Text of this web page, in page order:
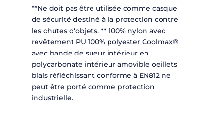
**Ne doit pas être utilisée comme casque
de sécurité destiné à la protection contre
les chutes d'objets. ** 100% nylon avec
revêtement PU 100% polyester Coolmax®
avec bande de sueur intérieur en
polycarbonate intérieur amovible oeillets
biais réfléchissant conforme à EN812 ne
peut être porté comme protection
industrielle.